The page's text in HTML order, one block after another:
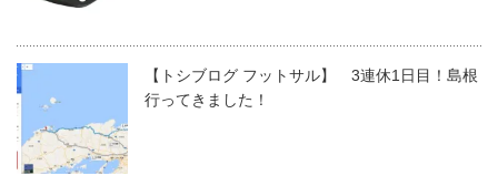
【トシブログ フットサル】 3連休1日目！島根
行ってきました！